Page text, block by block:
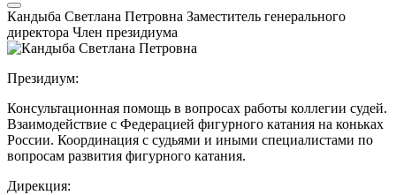
Кандыба Светлана Петровна Заместитель генерального
директора Член президиума
Президиум:
Консультационная помощь в вопросах работы коллегии судей.
Взаимодействие с Федерацией фигурного катания на коньках
России. Координация с судьями и иными специалистами по
вопросам развития фигурного катания.
Дирекция: